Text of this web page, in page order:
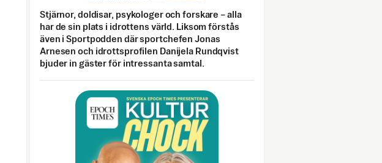
Stjärnor, doldisar, psykologer och forskare – alla
har de sin plats i idrottens värld. Liksom förstås
även i Sportpodden där sportchefen Jonas
Arnesen och idrottsprofilen Danijela Rundqvist
bjuder in gäster för intressanta samtal.